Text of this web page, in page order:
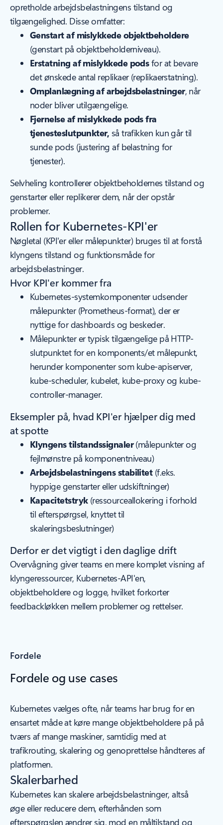
opretholde arbejdsbelastningens tilstand og
tilgængelighed. Disse omfatter:
Genstart af mislykkede objektbeholdere
(genstart på objektbeholderniveau).
Erstatning af mislykkede podsfor at bevare
det ønskede antal replikaer (replikaerstatning).
Omplanlægning af arbejdsbelastninger, når
noder bliver utilgængelige.
Fjernelse af mislykkede pods fra
tjenesteslutpunkter, så trafikken kun går til
sunde pods (justering af belastning for
tjenester).
Selvheling kontrollerer objektbeholdernes tilstand og
genstarter eller replikerer dem, når der opstår
problemer.
Rollen for Kubernetes-KPI'er
Nøgletal (KPI'er eller målepunkter) bruges til at forstå
klyngens tilstand og funktionsmåde for
arbejdsbelastninger.
Hvor KPI'er kommer fra
Kubernetes-systemkomponenter udsender
målepunkter (Prometheus-format), der er
nyttige for dashboards og beskeder.
Målepunkter er typisk tilgængelige på HTTP-
slutpunktet for en komponents/et målepunkt,
herunder komponenter som kube-apiserver,
kube-scheduler, kubelet, kube-proxy og kube-
controller-manager.
Eksempler på, hvad KPI'er hjælper dig med
at spotte
Klyngens tilstandssignaler(målepunkter og
fejlmønstre på komponentniveau)
Arbejdsbelastningens stabilitet(f.eks.
hyppige genstarter eller udskiftninger)
Kapacitetstryk(ressourceallokering i forhold
til efterspørgsel, knyttet til
skaleringsbeslutninger)
Derfor er det vigtigt i den daglige drift
Overvågning giver teams en mere komplet visning af
klyngeressourcer, Kubernetes-API'en,
objektbeholdere og logge, hvilket forkorter
feedbackløkken mellem problemer og rettelser.
Fordele
Fordele og use cases
Kubernetes vælges ofte, når teams har brug for en
ensartet måde at køre mange objektbeholdere på på
tværs af mange maskiner, samtidig med at
trafikrouting, skalering og genoprettelse håndteres af
platformen.
Skalerbarhed
Kubernetes kan skalere arbejdsbelastninger, altså
øge eller reducere dem, efterhånden som
efterspørgslen ændrer sig, mod en måltilstand og